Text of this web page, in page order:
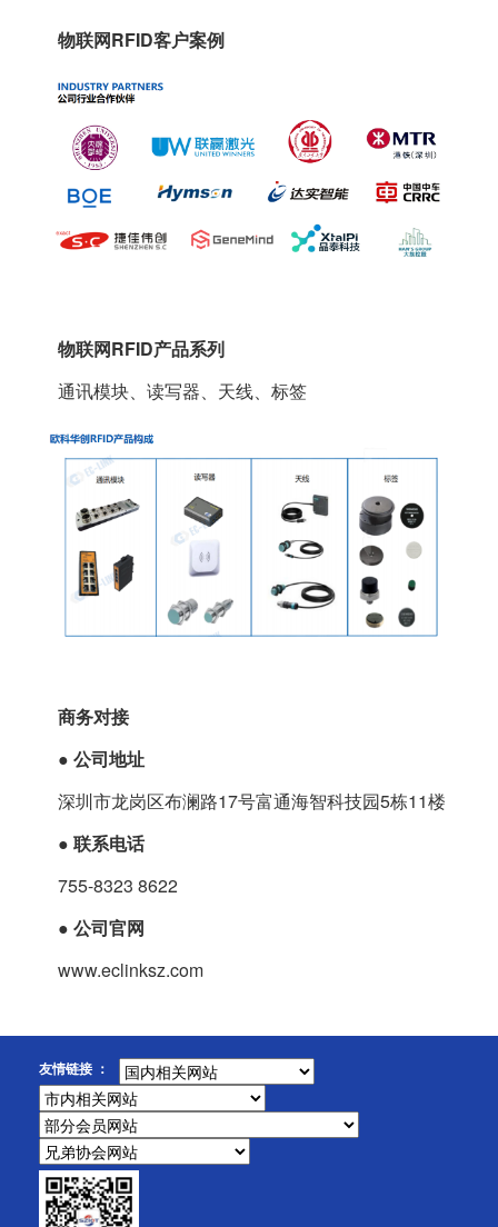
物联网RFID客户案例
物联网RFID产品系列
通讯模块、读写器、天线、标签
商务对接
● 公司地址
深圳市龙岗区布澜路17号富通海智科技园5栋11楼
● 联系电话
755-8323 8622
● 公司官网
www.eclinksz.com
友情链接 ：